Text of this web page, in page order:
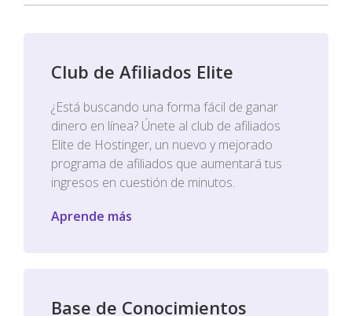
Club de Afiliados Elite
¿Está buscando una forma fácil de ganar
dinero en línea? Únete al club de afiliados
Elite de Hostinger, un nuevo y mejorado
programa de afiliados que aumentará tus
ingresos en cuestión de minutos.
Aprende más
Base de Conocimientos